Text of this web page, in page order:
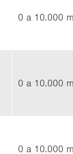
0 a 10.000
0 a 10.000
0 a 10.000